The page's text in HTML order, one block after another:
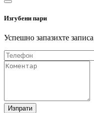
Изгубени пари
Успешно запазихте записа
Изпрати